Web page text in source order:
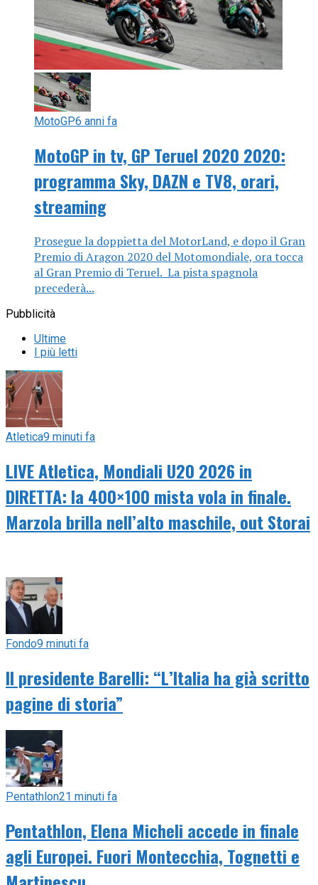
MotoGP6 anni fa
MotoGP in tv, GP Teruel 2020 2020:
programma Sky, DAZN e TV8, orari,
streaming
Prosegue la doppietta del MotorLand, e dopo il Gran
Premio di Aragon 2020 del Motomondiale, ora tocca
al Gran Premio di Teruel. La pista spagnola
precederà...
Pubblicità
Ultime
I più letti
Atletica9 minuti fa
LIVE Atletica, Mondiali U20 2026 in
DIRETTA: la 400×100 mista vola in finale.
Marzola brilla nell’alto maschile, out Storai
Fondo9 minuti fa
Il presidente Barelli: “L’Italia ha già scritto
pagine di storia”
Pentathlon21 minuti fa
Pentathlon, Elena Micheli accede in finale
agli Europei. Fuori Montecchia, Tognetti e